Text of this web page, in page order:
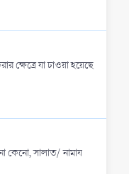
ক্ষেত্রে যা চাওয়া হয়েছে
কেনো, সালাত/ নামায